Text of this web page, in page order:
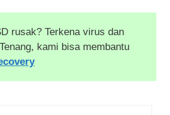
rusak? Terkena virus dan
kami bisa membantu